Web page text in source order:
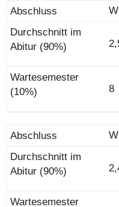
8